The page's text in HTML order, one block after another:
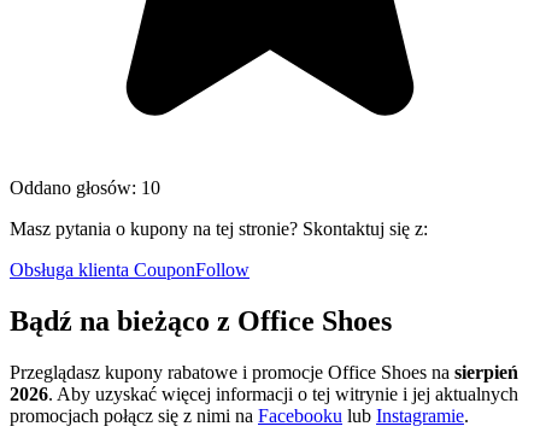
Oddano głosów: 10
Masz pytania o kupony na tej stronie? Skontaktuj się z:
Obsługa klienta CouponFollow
Bądź na bieżąco z Office Shoes
Przeglądasz kupony rabatowe i promocje Office Shoes na sierpień
2026. Aby uzyskać więcej informacji o tej witrynie i jej aktualnych
promocjach połącz się z nimi na Facebooku lub Instagramie.